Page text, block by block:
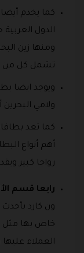
كما يخدم
الدول
ومنها زين
تشمل كل من
ويوجد ايضا
ولامي البحرين
كما تعد
أهم أنواع
رواجا كبير
رابعا قسم
ون كارد
خاص بها مثل
العملاء